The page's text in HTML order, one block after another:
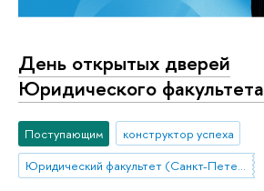
День открытых дверей
Юридического факультета
Поступающим
конструктор успеха
Юридический факультет (Санкт-Петербург)